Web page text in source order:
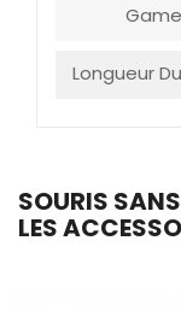
Longueur
SOURIS
LES